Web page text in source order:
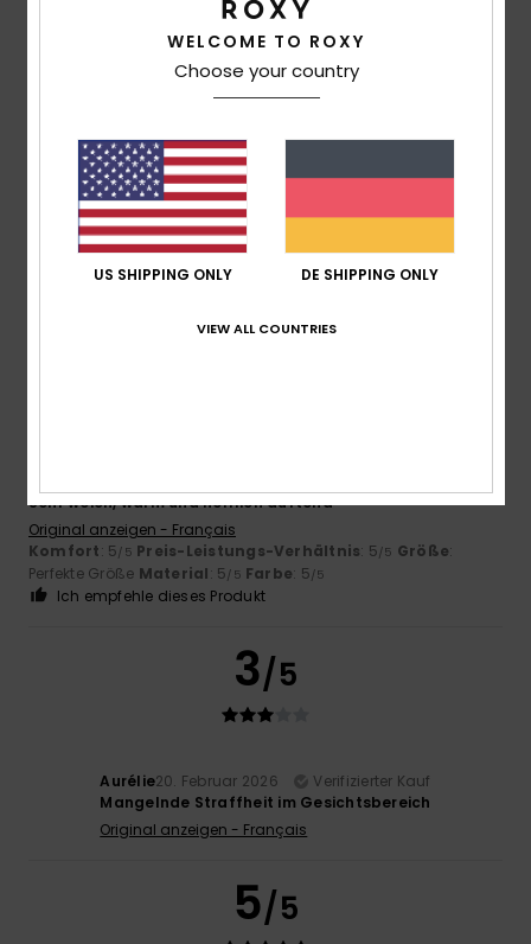
Preis-Leistungs-Verhältnis
5.0
Zu klein Zu groß
5.0
Farbe
Sehr weich, warm und herrlich duftend
Original anzeigen - Français
Komfort: 5/5 Preis-Leistungs-Verhältnis: 5/5 Größe:
Perfekte Größe Material: 5/5 Farbe: 5/5
Ich empfehle dieses Produkt
3/5
Aurélie20. Februar 2026
Verifizierter Kauf
Mangelnde Straffheit im Gesichtsbereich
Original anzeigen - Français
5/5
WELCOME TO ROXY
Choose your country
US SHIPPING ONLY DE SHIPPING ONLY
VIEW ALL COUNTRIES